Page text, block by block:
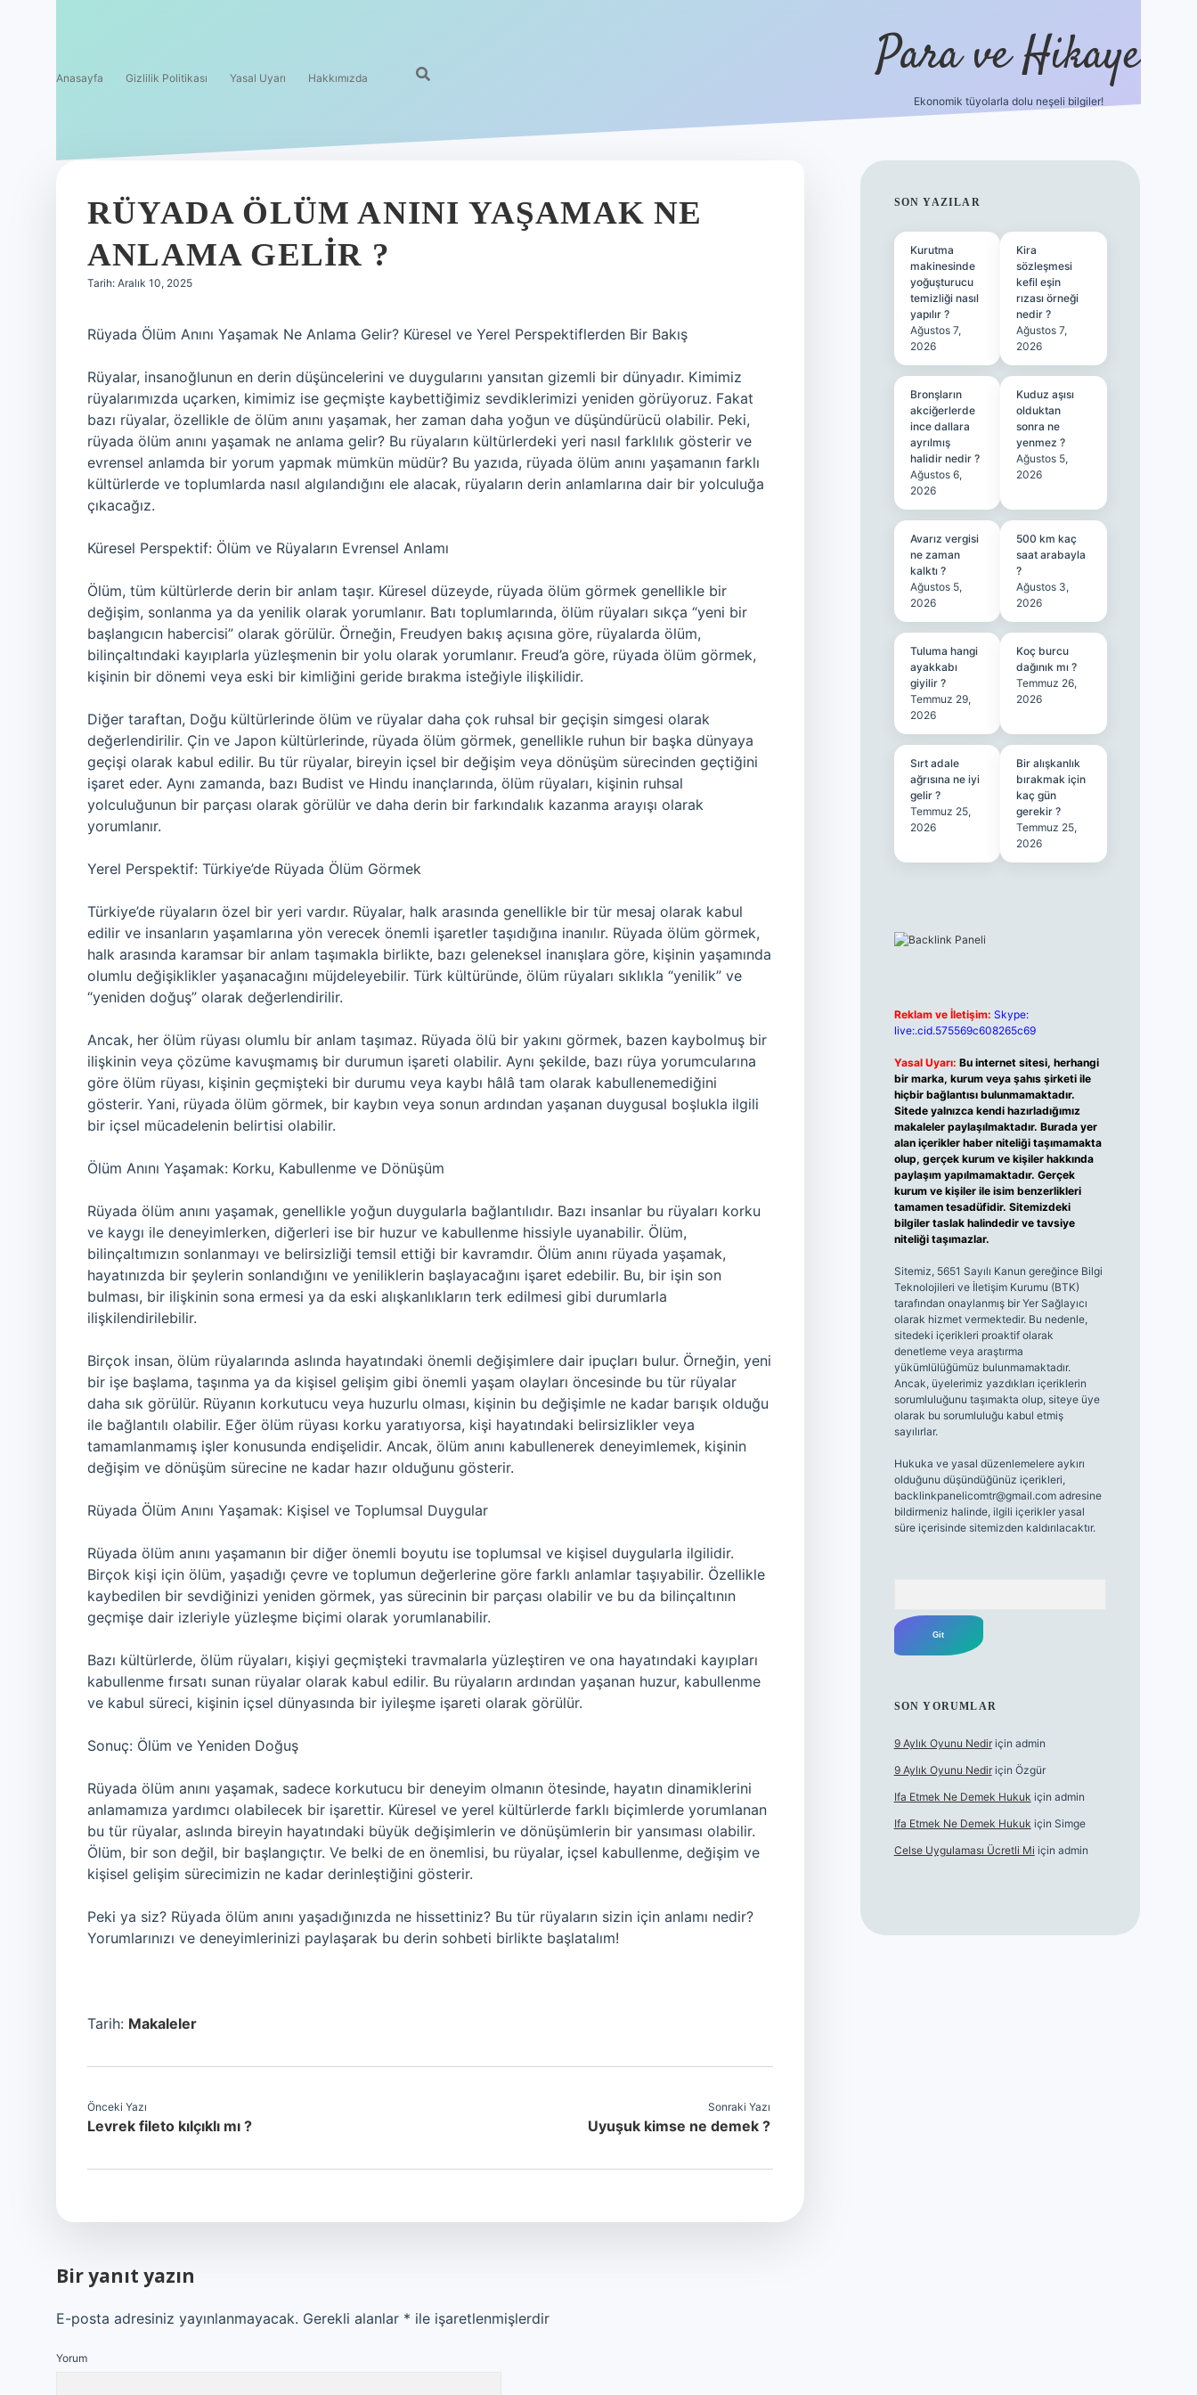
Anasayfa Gizlilik Politikası Yasal Uyarı Hakkımızda Para ve Hikaye
Ekonomik tüyolarla dolu neşeli bilgiler!
RÜYADA ÖLÜM ANINI YAŞAMAK NE
ANLAMA GELIR ?
Tarih: Aralık 10, 2025
Rüyada Ölüm Anını Yaşamak Ne Anlama Gelir? Küresel ve Yerel Perspektiflerden Bir Bakış
Rüyalar, insanoğlunun en derin düşüncelerini ve duygularını yansıtan gizemli bir dünyadır. Kimimiz
rüyalarımızda uçarken, kimimiz ise geçmişte kaybettiğimiz sevdiklerimizi yeniden görüyoruz. Fakat
bazı rüyalar, özellikle de ölüm anını yaşamak, her zaman daha yoğun ve düşündürücü olabilir. Peki,
rüyada ölüm anını yaşamak ne anlama gelir? Bu rüyaların kültürlerdeki yeri nasıl farklılık gösterir ve
evrensel anlamda bir yorum yapmak mümkün müdür? Bu yazıda, rüyada ölüm anını yaşamanın farklı
kültürlerde ve toplumlarda nasıl algılandığını ele alacak, rüyaların derin anlamlarına dair bir yolculuğa
çıkacağız.
Küresel Perspektif: Ölüm ve Rüyaların Evrensel Anlamı
Ölüm, tüm kültürlerde derin bir anlam taşır. Küresel düzeyde, rüyada ölüm görmek genellikle bir
değişim, sonlanma ya da yenilik olarak yorumlanır. Batı toplumlarında, ölüm rüyaları sıkça “yeni bir
başlangıcın habercisi” olarak görülür. Örneğin, Freudyen bakış açısına göre, rüyalarda ölüm,
bilinçaltındaki kayıplarla yüzleşmenin bir yolu olarak yorumlanır. Freud’a göre, rüyada ölüm görmek,
kişinin bir dönemi veya eski bir kimliğini geride bırakma isteğiyle ilişkilidir.
Diğer taraftan, Doğu kültürlerinde ölüm ve rüyalar daha çok ruhsal bir geçişin simgesi olarak
değerlendirilir. Çin ve Japon kültürlerinde, rüyada ölüm görmek, genellikle ruhun bir başka dünyaya
geçişi olarak kabul edilir. Bu tür rüyalar, bireyin içsel bir değişim veya dönüşüm sürecinden geçtiğini
işaret eder. Aynı zamanda, bazı Budist ve Hindu inançlarında, ölüm rüyaları, kişinin ruhsal
yolculuğunun bir parçası olarak görülür ve daha derin bir farkındalık kazanma arayışı olarak
yorumlanır.
Yerel Perspektif: Türkiye’de Rüyada Ölüm Görmek
Türkiye’de rüyaların özel bir yeri vardır. Rüyalar, halk arasında genellikle bir tür mesaj olarak kabul
edilir ve insanların yaşamlarına yön verecek önemli işaretler taşıdığına inanılır. Rüyada ölüm görmek,
halk arasında karamsar bir anlam taşımakla birlikte, bazı geleneksel inanışlara göre, kişinin yaşamında
olumlu değişiklikler yaşanacağını müjdeleyebilir. Türk kültüründe, ölüm rüyaları sıklıkla “yenilik” ve
“yeniden doğuş” olarak değerlendirilir.
Ancak, her ölüm rüyası olumlu bir anlam taşımaz. Rüyada ölü bir yakını görmek, bazen kaybolmuş bir
ilişkinin veya çözüme kavuşmamış bir durumun işareti olabilir. Aynı şekilde, bazı rüya yorumcularına
göre ölüm rüyası, kişinin geçmişteki bir durumu veya kaybı hâlâ tam olarak kabullenemediğini
gösterir. Yani, rüyada ölüm görmek, bir kaybın veya sonun ardından yaşanan duygusal boşlukla ilgili
bir içsel mücadelenin belirtisi olabilir.
Ölüm Anını Yaşamak: Korku, Kabullenme ve Dönüşüm
Rüyada ölüm anını yaşamak, genellikle yoğun duygularla bağlantılıdır. Bazı insanlar bu rüyaları korku
ve kaygı ile deneyimlerken, diğerleri ise bir huzur ve kabullenme hissiyle uyanabilir. Ölüm,
bilinçaltımızın sonlanmayı ve belirsizliği temsil ettiği bir kavramdır. Ölüm anını rüyada yaşamak,
hayatınızda bir şeylerin sonlandığını ve yeniliklerin başlayacağını işaret edebilir. Bu, bir işin son
bulması, bir ilişkinin sona ermesi ya da eski alışkanlıkların terk edilmesi gibi durumlarla
ilişkilendirilebilir.
Birçok insan, ölüm rüyalarında aslında hayatındaki önemli değişimlere dair ipuçları bulur. Örneğin, yeni
bir işe başlama, taşınma ya da kişisel gelişim gibi önemli yaşam olayları öncesinde bu tür rüyalar
daha sık görülür. Rüyanın korkutucu veya huzurlu olması, kişinin bu değişimle ne kadar barışık olduğu
ile bağlantılı olabilir. Eğer ölüm rüyası korku yaratıyorsa, kişi hayatındaki belirsizlikler veya
tamamlanmamış işler konusunda endişelidir. Ancak, ölüm anını kabullenerek deneyimlemek, kişinin
değişim ve dönüşüm sürecine ne kadar hazır olduğunu gösterir.
Rüyada Ölüm Anını Yaşamak: Kişisel ve Toplumsal Duygular
Rüyada ölüm anını yaşamanın bir diğer önemli boyutu ise toplumsal ve kişisel duygularla ilgilidir.
Birçok kişi için ölüm, yaşadığı çevre ve toplumun değerlerine göre farklı anlamlar taşıyabilir. Özellikle
kaybedilen bir sevdiğinizi yeniden görmek, yas sürecinin bir parçası olabilir ve bu da bilinçaltının
geçmişe dair izleriyle yüzleşme biçimi olarak yorumlanabilir.
Bazı kültürlerde, ölüm rüyaları, kişiyi geçmişteki travmalarla yüzleştiren ve ona hayatındaki kayıpları
kabullenme fırsatı sunan rüyalar olarak kabul edilir. Bu rüyaların ardından yaşanan huzur, kabullenme
ve kabul süreci, kişinin içsel dünyasında bir iyileşme işareti olarak görülür.
Sonuç: Ölüm ve Yeniden Doğuş
Rüyada ölüm anını yaşamak, sadece korkutucu bir deneyim olmanın ötesinde, hayatın dinamiklerini
anlamamıza yardımcı olabilecek bir işarettir. Küresel ve yerel kültürlerde farklı biçimlerde yorumlanan
bu tür rüyalar, aslında bireyin hayatındaki büyük değişimlerin ve dönüşümlerin bir yansıması olabilir.
Ölüm, bir son değil, bir başlangıçtır. Ve belki de en önemlisi, bu rüyalar, içsel kabullenme, değişim ve
kişisel gelişim sürecimizin ne kadar derinleştiğini gösterir.
Peki ya siz? Rüyada ölüm anını yaşadığınızda ne hissettiniz? Bu tür rüyaların sizin için anlamı nedir?
Yorumlarınızı ve deneyimlerinizi paylaşarak bu derin sohbeti birlikte başlatalım!
Tarih: Makaleler
Önceki Yazı
Levrek fileto kılçıklı mı ?
Sonraki Yazı
Uyuşuk kimse ne demek ?
Bir yanıt yazın
E-posta adresiniz yayınlanmayacak. Gerekli alanlar * ile işaretlenmişlerdir
Yorum
SIDEBAR
SON YAZILAR
Kurutma
makinesinde
yoğuşturucu
temizliği nasıl
yapılır ?
Ağustos 7,
2026
Kira
sözleşmesi
kefil eşin
rızası örneği
nedir ?
Ağustos 7,
2026
Bronşların
akciğerlerde
ince dallara
ayrılmış
halidir nedir ?
Ağustos 6,
2026
Kuduz aşısı
olduktan
sonra ne
yenmez ?
Ağustos 5,
2026
Avarız vergisi
ne zaman
kalktı ?
Ağustos 5,
2026
500 km kaç
saat arabayla
?
Ağustos 3,
2026
Tuluma hangi
ayakkabı
giyilir ?
Temmuz 29,
2026
Koç burcu
dağınık mı ?
Temmuz 26,
2026
Sırt adale
ağrısına ne iyi
gelir ?
Temmuz 25,
2026
Bir alışkanlık
bırakmak için
kaç gün
gerekir ?
Temmuz 25,
2026
Reklam ve İletişim: Skype:
live:.cid.575569c608265c69
Yasal Uyarı: Bu internet sitesi, herhangi
bir marka, kurum veya şahıs şirketi ile
hiçbir bağlantısı bulunmamaktadır.
Sitede yalnızca kendi hazırladığımız
makaleler paylaşılmaktadır. Burada yer
alan içerikler haber niteliği taşımamakta
olup, gerçek kurum ve kişiler hakkında
paylaşım yapılmamaktadır. Gerçek
kurum ve kişiler ile isim benzerlikleri
tamamen tesadüfidir. Sitemizdeki
bilgiler taslak halindedir ve tavsiye
niteliği taşımazlar.
Sitemiz, 5651 Sayılı Kanun gereğince Bilgi
Teknolojileri ve İletişim Kurumu (BTK)
tarafından onaylanmış bir Yer Sağlayıcı
olarak hizmet vermektedir. Bu nedenle,
sitedeki içerikleri proaktif olarak
denetleme veya araştırma
yükümlülüğümüz bulunmamaktadır.
Ancak, üyelerimiz yazdıkları içeriklerin
sorumluluğunu taşımakta olup, siteye üye
olarak bu sorumluluğu kabul etmiş
sayılırlar.
Hukuka ve yasal düzenlemelere aykırı
olduğunu düşündüğünüz içerikleri,
backlinkpanelicomtr@gmail.comadresine
bildirmeniz halinde, ilgili içerikler yasal
süre içerisinde sitemizden kaldırılacaktır.
SON YORUMLAR
9 Aylık Oyunu Nediriçin admin
9 Aylık Oyunu Nediriçin Özgür
Ifa Etmek Ne Demek Hukuk için admin
Ifa Etmek Ne Demek Hukuk için Simge
Celse Uygulaması Ücretli Mi için admin
hiltonbet